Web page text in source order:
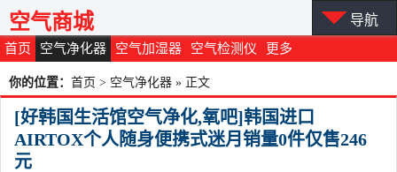
首页 空气净化器 空气加湿器 空气检测仪 更多
空气商城 导航
你的位置： 首页 > 空气净化器 » 正文
[好韩国生活馆空气净化,氧吧]韩国进口
AIRTOX个人随身便携式迷月销量0件仅售246
元